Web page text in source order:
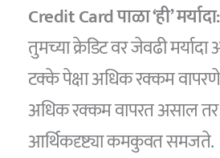
Credit Card पाळा ‘ही’ मर्यादा:
तुमच्या क्रेडिट वर जेवढी मर्यादा
टक्के पेक्षा अधिक रक्कम वापरणे
अधिक रक्कम वापरत असाल
आर्थिकदृष्ट्या कमकुवत समजते.